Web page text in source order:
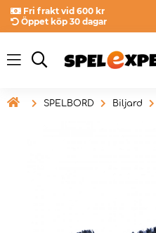
Fri frakt vid 600 kr
Öppet köp 30 dagar
 SPELBORD Biljard